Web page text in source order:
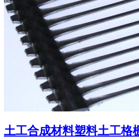
土工合成材料塑料土工格